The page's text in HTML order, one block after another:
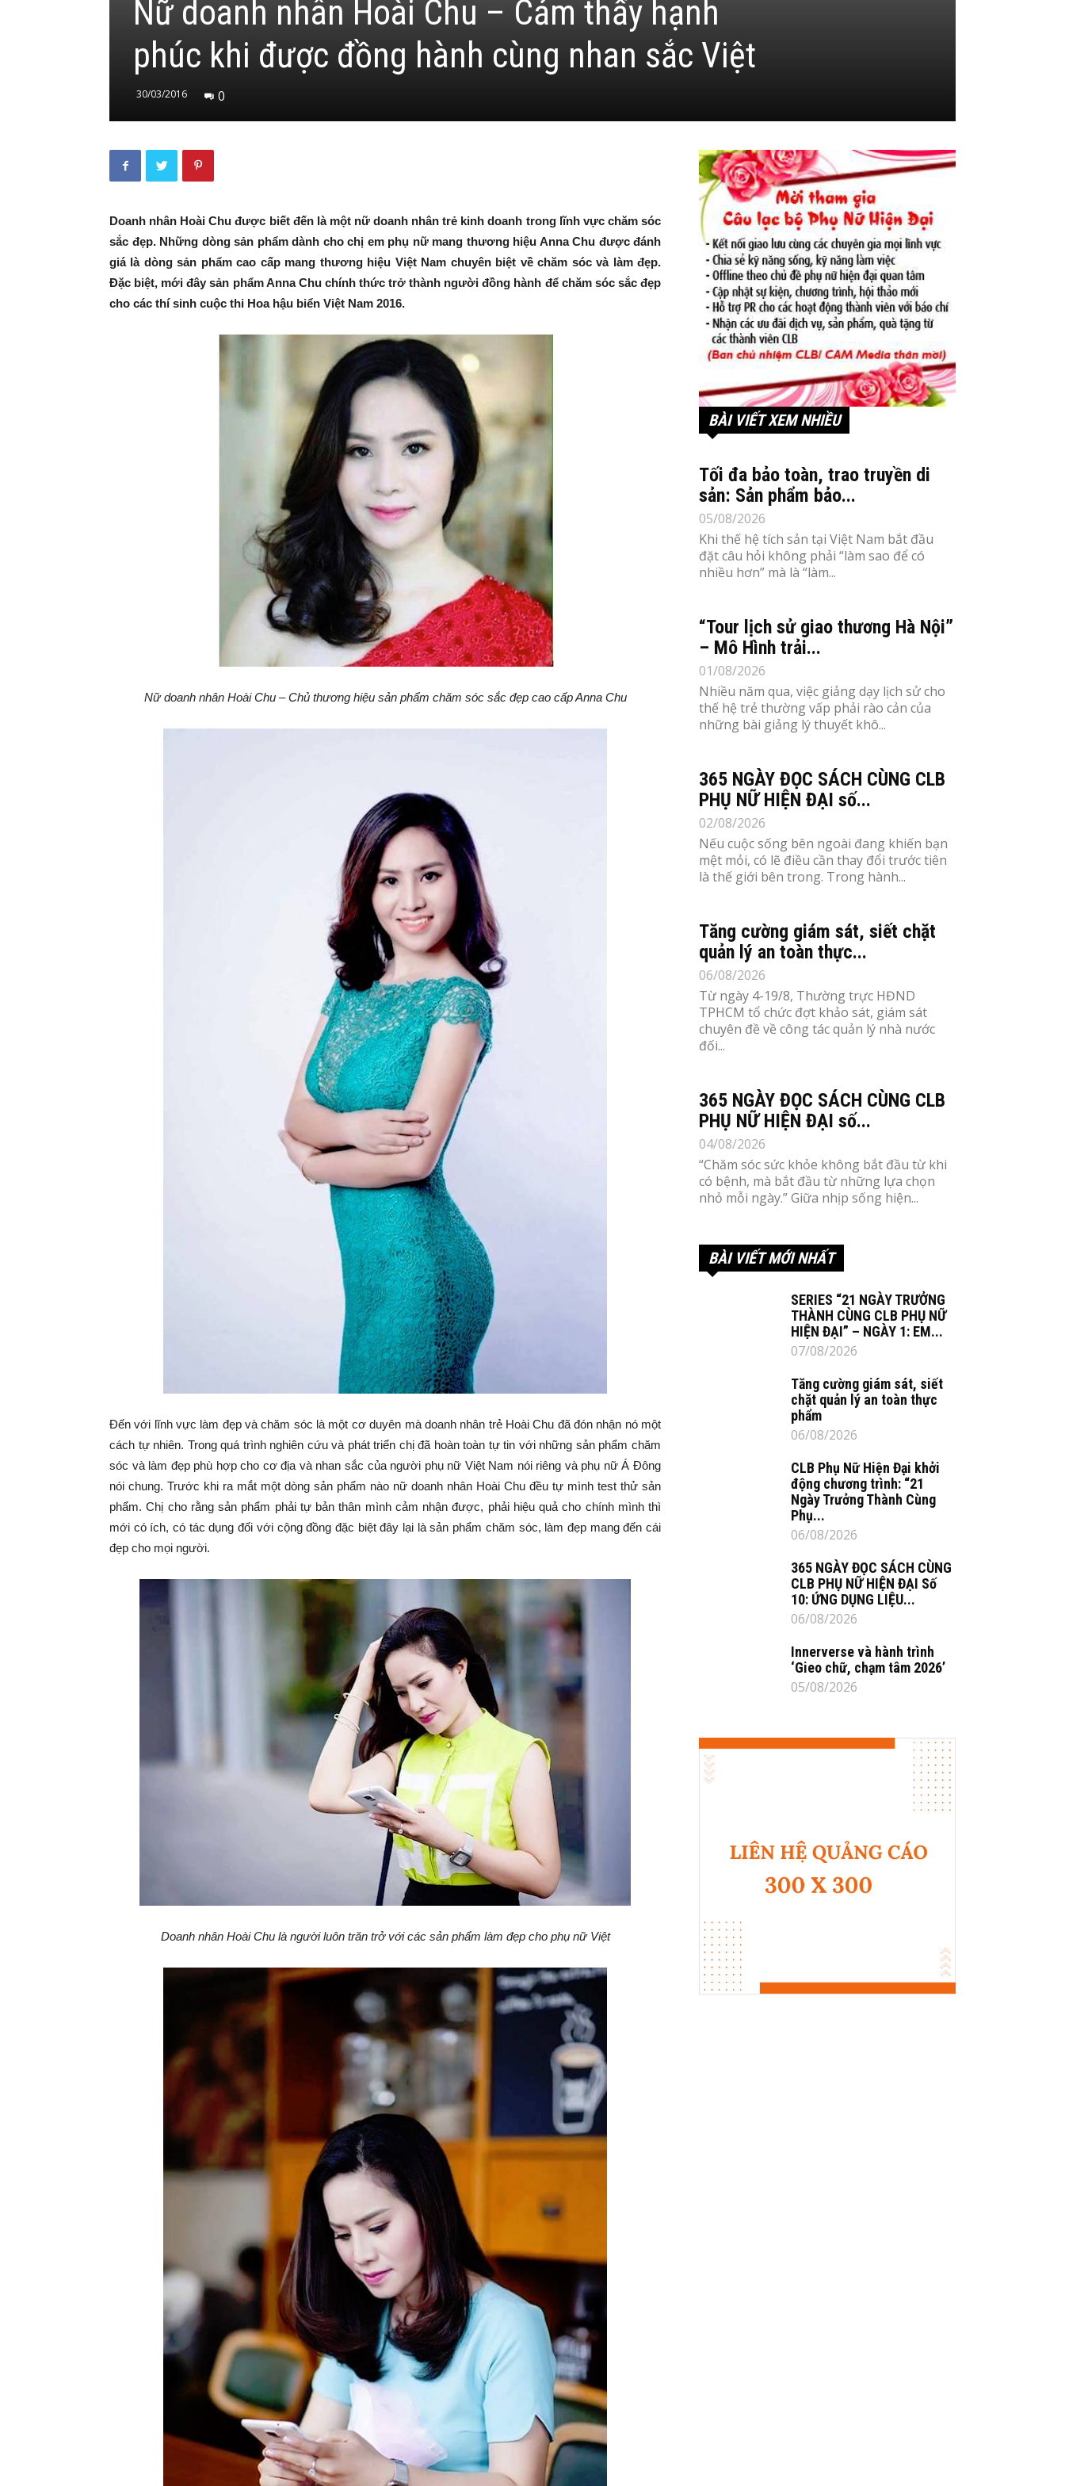
Nữ doanh nhân Hoài Chu – Cảm thấy hạnh
phúc khi được đồng hành cùng nhan sắc Việt
30/03/2016 0
Doanh nhân Hoài Chu được biết đến là một nữ doanh nhân trẻ kinh doanh trong lĩnh vực chăm sóc
sắc đẹp. Những dòng sản phẩm dành cho chị em phụ nữ mang thương hiệu Anna Chu được đánh
giá là dòng sản phẩm cao cấp mang thương hiệu Việt Nam chuyên biệt về chăm sóc và làm đẹp.
Đặc biệt, mới đây sản phẩm Anna Chu chính thức trở thành người đồng hành để chăm sóc sắc đẹp
cho các thí sinh cuộc thi Hoa hậu biển Việt Nam 2016.
Nữ doanh nhân Hoài Chu – Chủ thương hiệu sản phẩm chăm sóc sắc đẹp cao cấp Anna Chu
Đến với lĩnh vực làm đẹp và chăm sóc là một cơ duyên mà doanh nhân trẻ Hoài Chu đã đón nhận nó một
cách tự nhiên. Trong quá trình nghiên cứu và phát triển chị đã hoàn toàn tự tin với những sản phẩm chăm
sóc và làm đẹp phù hợp cho cơ địa và nhan sắc của người phụ nữ Việt Nam nói riêng và phụ nữ Á Đông
nói chung. Trước khi ra mắt một dòng sản phẩm nào nữ doanh nhân Hoài Chu đều tự mình test thử sản
phẩm. Chị cho rằng sản phẩm phải tự bản thân mình cảm nhận được, phải hiệu quả cho chính mình thì
mới có ích, có tác dụng đối với cộng đồng đặc biệt đây lại là sản phẩm chăm sóc, làm đẹp mang đến cái
đẹp cho mọi người.
Doanh nhân Hoài Chu là người luôn trăn trở với các sản phẩm làm đẹp cho phụ nữ Việt
BÀI VIẾT XEM NHIỀU
Tối đa bảo toàn, trao truyền di
sản: Sản phẩm bảo...
05/08/2026
Khi thế hệ tích sản tại Việt Nam bắt đầu
đặt câu hỏi không phải “làm sao để có
nhiều hơn” mà là “làm...
“Tour lịch sử giao thương Hà Nội”
– Mô Hình trải...
01/08/2026
Nhiều năm qua, việc giảng dạy lịch sử cho
thế hệ trẻ thường vấp phải rào cản của
những bài giảng lý thuyết khô...
365 NGÀY ĐỌC SÁCH CÙNG CLB
PHỤ NỮ HIỆN ĐẠI số...
02/08/2026
Nếu cuộc sống bên ngoài đang khiến bạn
mệt mỏi, có lẽ điều cần thay đổi trước tiên
là thế giới bên trong. Trong hành...
Tăng cường giám sát, siết chặt
quản lý an toàn thực...
06/08/2026
Từ ngày 4-19/8, Thường trực HĐND
TPHCM tổ chức đợt khảo sát, giám sát
chuyên đề về công tác quản lý nhà nước
đối...
365 NGÀY ĐỌC SÁCH CÙNG CLB
PHỤ NỮ HIỆN ĐẠI số...
04/08/2026
“Chăm sóc sức khỏe không bắt đầu từ khi
có bệnh, mà bắt đầu từ những lựa chọn
nhỏ mỗi ngày.” Giữa nhịp sống hiện...
BÀI VIẾT MỚI NHẤT
SERIES “21 NGÀY TRƯỞNG
THÀNH CÙNG CLB PHỤ NỮ
HIỆN ĐẠI” – NGÀY 1: EM...
07/08/2026
Tăng cường giám sát, siết
chặt quản lý an toàn thực
phẩm
06/08/2026
CLB Phụ Nữ Hiện Đại khởi
động chương trình: “21
Ngày Trưởng Thành Cùng
Phụ...
06/08/2026
365 NGÀY ĐỌC SÁCH CÙNG
CLB PHỤ NỮ HIỆN ĐẠI Số
10: ỨNG DỤNG LIỆU...
06/08/2026
Innerverse và hành trình
‘Gieo chữ, chạm tâm 2026’
05/08/2026